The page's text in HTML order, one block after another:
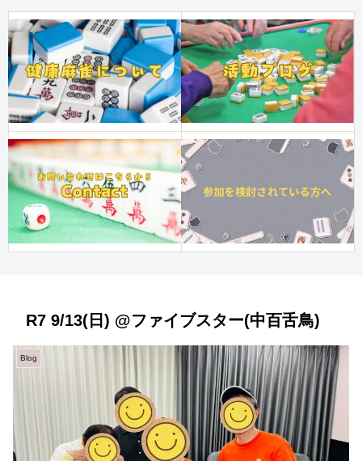
R7 9/13(日) @ファイブスター(中百舌鳥)
Blog